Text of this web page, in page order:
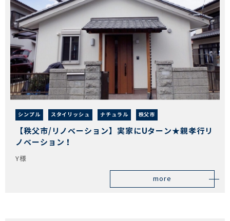
シンプル スタイリッシュ ナチュラル 秩父市
【秩父市/リノベーション】実家にUターン★親孝行リ
ノベーション！
Y様
more